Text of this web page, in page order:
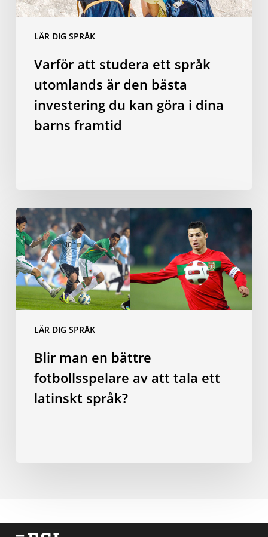
LÄR DIG SPRÅK
investering
barns
Varför att studera ett språk
utomlands är den bästa
investering du kan göra i dina
barns framtid
LÄR DIG SPRÅK
Blir
man
en
bättre
fotbollsspelare
av
att
latinskt
språk?
Blir man en bättre
fotbollsspelare av att tala ett
latinskt språk?